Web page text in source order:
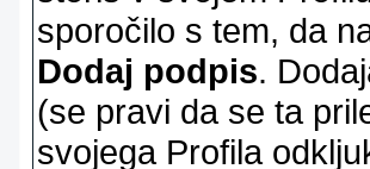
sporočilo s tem, da
Dodaj podpis.
(se pravi da se ta
svojega Profila